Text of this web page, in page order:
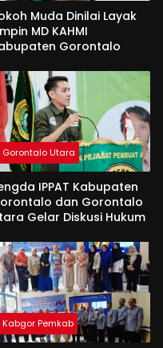
Muda Dinilai Layak
MD KAHMI
Gorontalo
Gorontalo Utara
IPPAT Kabupaten
dan Gorontalo
Gelar Diskusi Hukum
Kabgor Pemkab